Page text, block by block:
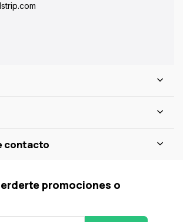
contacto
promociones o